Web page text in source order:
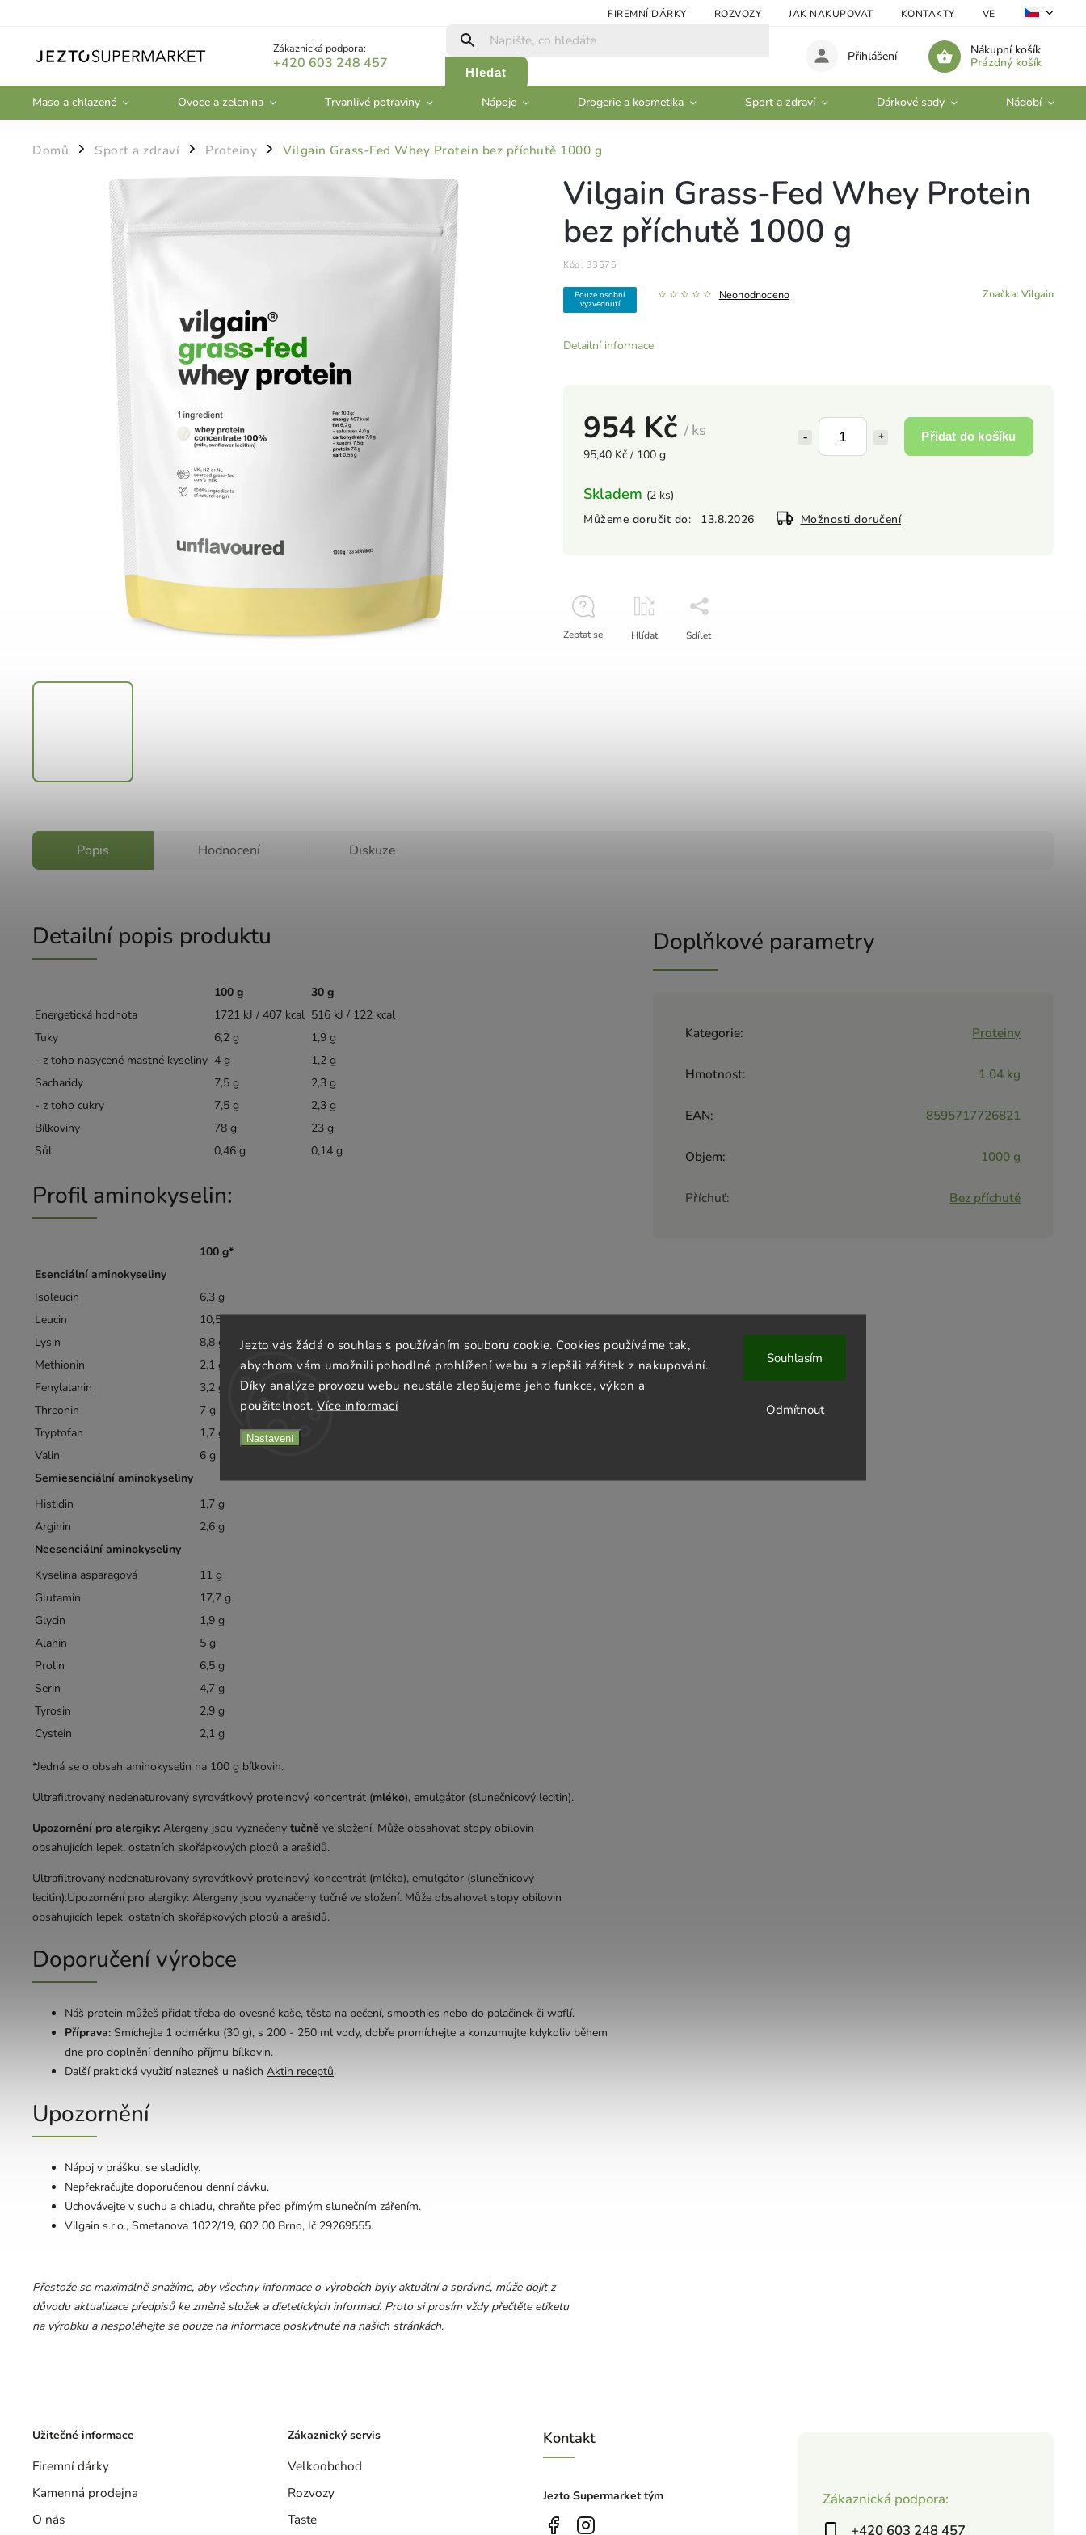
Jezto vás žádá o souhlas s používáním souboru cookie. Cookies používáme tak,
abychom vám umožnili pohodlné prohlížení webu a zlepšili zážitek z nakupování.
Díky analýze provozu webu neustále zlepšujeme jeho funkce, výkon a
použitelnost. Více informací
Nastavení
Odmítnout
Souhlasím
FIREMNÍ DÁRKY ROZVOZY JAK NAKUPOVAT KONTAKTY VELKOOBCHOD
Zákaznická podpora:
+420 603 248 457
Hledat
Nákupní košík
Prázdný košík
Přihlášení
Maso a chlazené Ovoce a zelenina Trvanlivé potraviny Nápoje Drogerie a kosmetika Sport a zdraví Dárkové sady Nádobí
Domů / Sport a zdraví / Proteiny / Vilgain Grass-Fed Whey Protein bez příchutě 1000 g
954 Kč / ks
95,40 Kč / 100 g
Přidat do košíku
Skladem (2 ks)
Můžeme doručit do:
13.8.2026 Možnosti doručení
Vilgain Grass-Fed Whey Protein
bez příchutě 1000 g
Kód: 33575
Pouze osobní
vyzvednutí
Neohodnoceno Značka:Vilgain
Detailní informace
Zeptat se Hlídat Sdílet
Popis Hodnocení Diskuze
Detailní popis produktu
100 g
30 g
Energetická hodnota
1721 kJ / 407 kcal 516 kJ / 122 kcal
Tuky
6,2 g
1,9 g
- z toho nasycené mastné kyseliny 4 g
1,2 g
Sacharidy
7,5 g
2,3 g
- z toho cukry
7,5 g
2,3 g
Bílkoviny
78 g
23 g
Sůl
0,46 g 0,14 g
Profil aminokyselin:
100 g*
Esenciální aminokyseliny
Isoleucin
6,3 g
Leucin
10,5 g
Lysin
8,8 g
Methionin
2,1 g
Fenylalanin
3,2 g
Threonin
7 g
Tryptofan
1,7 g
Valin
6 g
Semiesenciální aminokyseliny
Histidin
1,7 g
Arginin
2,6 g
Neesenciální aminokyseliny
Kyselina asparagová
11 g
Glutamin
17,7 g
Glycin
1,9 g
Alanin
5 g
Prolin
6,5 g
Serin
4,7 g
Tyrosin
2,9 g
Cystein
2,1 g
*Jedná se o obsah aminokyselin na 100 g bílkovin.
Ultrafiltrovaný nedenaturovaný syrovátkový proteinový koncentrát (mléko), emulgátor (slunečnicový lecitin).
Upozornění pro alergiky: Alergeny jsou vyznačeny tučně ve složení. Může obsahovat stopy obilovin
obsahujících lepek, ostatních skořápkových plodů a arašídů.
Ultrafiltrovaný nedenaturovaný syrovátkový proteinový koncentrát (mléko), emulgátor (slunečnicový
lecitin).Upozornění pro alergiky: Alergeny jsou vyznačeny tučně ve složení. Může obsahovat stopy obilovin
obsahujících lepek, ostatních skořápkových plodů a arašídů.
Doporučení výrobce
Náš protein můžeš přidat třeba do ovesné kaše, těsta na pečení, smoothies nebo do palačinek či waflí.
Příprava: Smíchejte 1 odměrku (30 g), s 200 - 250 ml vody, dobře promíchejte a konzumujte kdykoliv během
dne pro doplnění denního příjmu bílkovin.
Další praktická využití nalezneš u našich Aktin receptů.
Upozornění
Nápoj v prášku, se sladidly.
Nepřekračujte doporučenou denní dávku.
Uchovávejte v suchu a chladu, chraňte před přímým slunečním zářením.
Vilgain s.r.o., Smetanova 1022/19, 602 00 Brno, Ič 29269555.
Přestože se maximálně snažíme, aby všechny informace o výrobcích byly aktuální a správné, může dojít z
důvodu aktualizace předpisů ke změně složek a dietetických informací. Proto si prosím vždy přečtěte etiketu
na výrobku a nespoléhejte se pouze na informace poskytnuté na našich stránkách.
Doplňkové parametry
Kategorie: Proteiny
Hmotnost: 1.04 kg
EAN: 8595717726821
Objem: 1000 g
Příchuť: Bez příchutě
Zákaznická podpora:
+420 603 248 457
Užitečné informace
Firemní dárky
Kamenná prodejna
O nás
Zákaznický servis
Velkoobchod
Rozvozy
Taste
Kontakt
Jezto Supermarket tým